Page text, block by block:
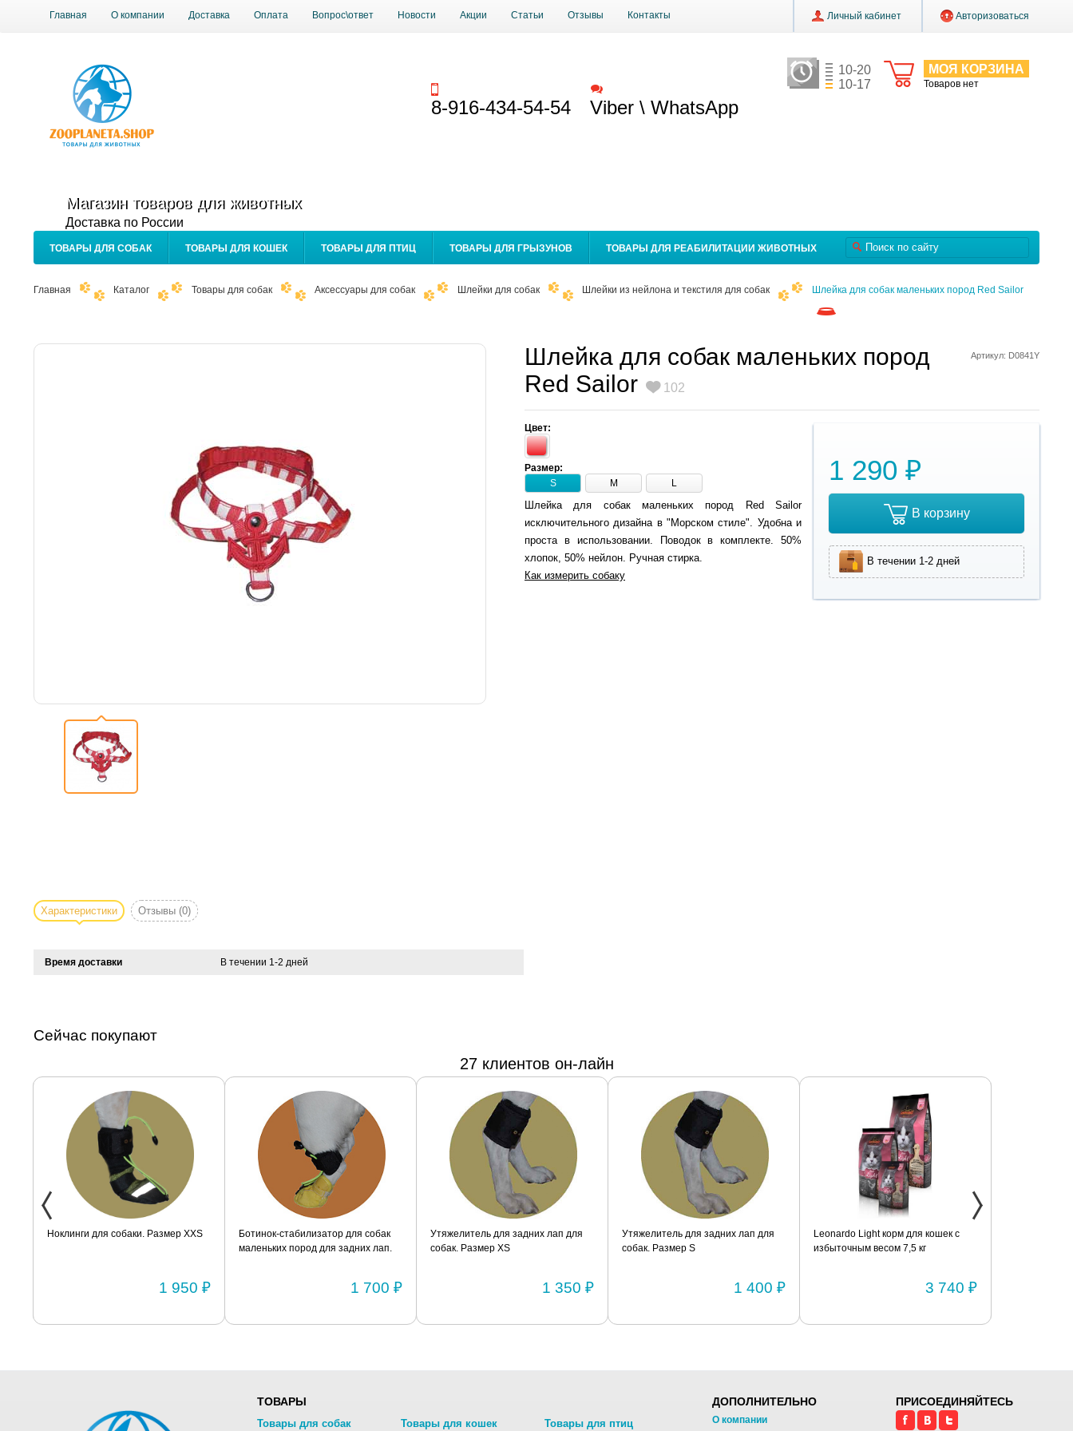
Главная О компании Доставка Оплата Вопрос\ответ Новости Акции Статьи Отзывы Контакты Личный кабинет Авторизоваться
МОЯ КОРЗИНА
Товаров нет
10-20
10-17
Магазин товаров для животных
Доставка по России
8-916-434-54-54 Viber \ WhatsApp
ТОВАРЫ ДЛЯ СОБАК ТОВАРЫ ДЛЯ КОШЕК ТОВАРЫ ДЛЯ ПТИЦ ТОВАРЫ ДЛЯ ГРЫЗУНОВ ТОВАРЫ ДЛЯ РЕАБИЛИТАЦИИ ЖИВОТНЫХ
Главная Каталог Товары для собак Аксессуары для собак Шлейки для собак Шлейки из нейлона и текстиля для собак Шлейка для собак маленьких пород Red Sailor
Артикул: D0841Y
Шлейка для собак маленьких пород
Red Sailor
102
Цвет:
Размер:
S
M L 1 290 ₽
В корзину
В течении 1-2 дней
Шлейка для собак маленьких пород Red Sailor
исключительного дизайна в "Морском стиле". Удобна и
проста в использовании. Поводок в комплекте. 50%
хлопок, 50% нейлон. Ручная стирка.
Как измерить собаку
Характеристики Отзывы (0)
Время доставки В течении 1-2 дней
Сейчас покупают
27 клиентов он-лайн
Ноклинги для собаки. Размер XXS
1 950 ₽
Ботинок-стабилизатор для собак
маленьких пород для задних лап.
1 700 ₽
Утяжелитель для задних лап для
собак. Размер XS
1 350 ₽
Утяжелитель для задних лап для
собак. Размер S
1 400 ₽
Leonardo Light корм для кошек с
избыточным весом 7,5 кг
3 740 ₽
ТОВАРЫ
Товары для собак Товары для кошек Товары для птиц
ДОПОЛНИТЕЛЬНО
О компании
ПРИСОЕДИНЯЙТЕСЬ